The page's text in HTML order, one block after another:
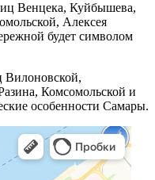
Венцека, Куйбышева,
Алексея
будет символом
Вилоновской,
Комсомольской и
особенности Самары.